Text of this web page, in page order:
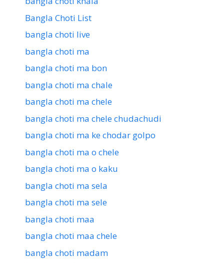
Bangla Choti List
bangla choti live
bangla choti ma
bangla choti ma bon
bangla choti ma chale
bangla choti ma chele
bangla choti ma chele chudachudi
bangla choti ma ke chodar golpo
bangla choti ma o chele
bangla choti ma o kaku
bangla choti ma sela
bangla choti ma sele
bangla choti maa
bangla choti maa chele
bangla choti madam